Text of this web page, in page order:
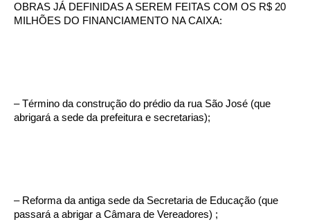
OBRAS JÁ DEFINIDAS A SEREM FEITAS COM OS R$ 20
MILHÕES DO FINANCIAMENTO NA CAIXA:
– Término da construção do prédio da rua São José (que
abrigará a sede da prefeitura e secretarias);
– Reforma da antiga sede da Secretaria de Educação (que
passará a abrigar a Câmara de Vereadores) ;